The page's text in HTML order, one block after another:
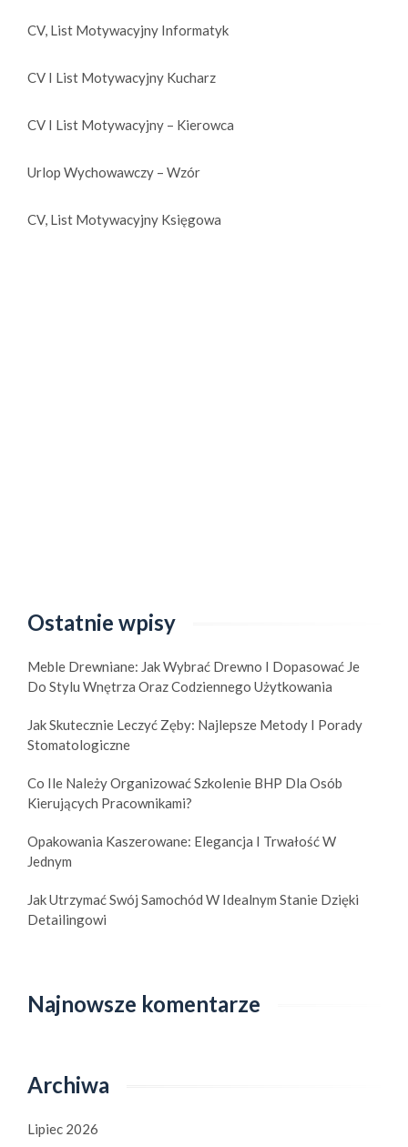
CV, List Motywacyjny Informatyk
CV I List Motywacyjny Kucharz
CV I List Motywacyjny – Kierowca
Urlop Wychowawczy – Wzór
CV, List Motywacyjny Księgowa
Ostatnie wpisy
Meble Drewniane: Jak Wybrać Drewno I Dopasować Je
Do Stylu Wnętrza Oraz Codziennego Użytkowania
Jak Skutecznie Leczyć Zęby: Najlepsze Metody I Porady
Stomatologiczne
Co Ile Należy Organizować Szkolenie BHP Dla Osób
Kierujących Pracownikami?
Opakowania Kaszerowane: Elegancja I Trwałość W
Jednym
Jak Utrzymać Swój Samochód W Idealnym Stanie Dzięki
Detailingowi
Najnowsze komentarze
Archiwa
Lipiec 2026